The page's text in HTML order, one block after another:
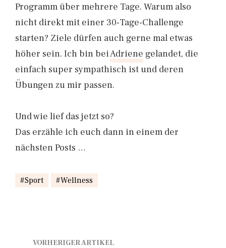
Programm über mehrere Tage. Warum also
nicht direkt mit einer 30-Tage-Challenge
starten? Ziele dürfen auch gerne mal etwas
höher sein. Ich bin beiAdriene gelandet, die
einfach super sympathisch ist und deren
Übungen zu mir passen.
Und wie lief das jetzt so?
Das erzähle ich euch dann in einem der
nächsten Posts …
Sport Wellness
VORHERIGER ARTIKEL